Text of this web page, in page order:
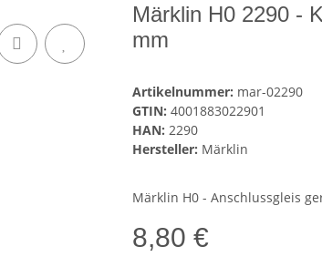
Märklin H0 2290 -
mm
Artikelnummer: mar-02290
GTIN: 4001883022901
HAN: 2290
Hersteller: Märklin
Märklin H0 - Anschlussgleis
8,80 €